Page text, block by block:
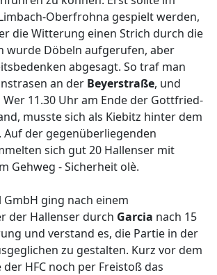
Oberfrohna gespielt werden,
die Witterung einen Strich durch die
wurde Döbeln aufgerufen, aber
abgesagt. So traf man
an der Beyerstraße, und
Wer 11.30 Uhr am Ende der Gottfried-
musste sich als Kiebitz hinter dem
Auf der gegenüberliegenden
sich gut 20 Hallenser mit
Gehweg - Sicherheit olè.
GmbH ging nach einem
der Hallenser durch Garcia nach 15
und verstand es, die Partie in der
zu gestalten. Kurz vor dem
HFC noch per Freistoß das